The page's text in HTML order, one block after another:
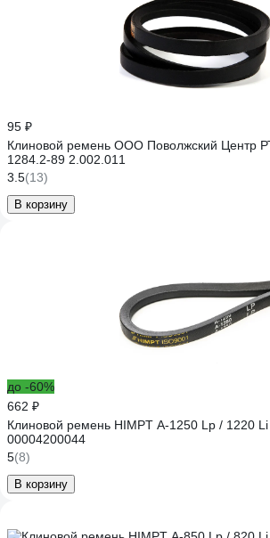
95 ₽
Клиновой ремень ООО Поволжский Центр
1284.2-89 2.002.011
3.5(13)
В корзину
до -60%
662 ₽
Клиновой ремень HIMPT А-1250 Lp / 1220
00004200044
5(8)
В корзину